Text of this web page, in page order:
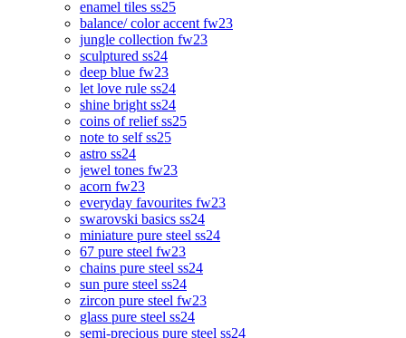
enamel tiles ss25
balance/ color accent fw23
jungle collection fw23
sculptured ss24
deep blue fw23
let love rule ss24
shine bright ss24
coins of relief ss25
note to self ss25
astro ss24
jewel tones fw23
acorn fw23
everyday favourites fw23
swarovski basics ss24
miniature pure steel ss24
67 pure steel fw23
chains pure steel ss24
sun pure steel ss24
zircon pure steel fw23
glass pure steel ss24
semi-precious pure steel ss24